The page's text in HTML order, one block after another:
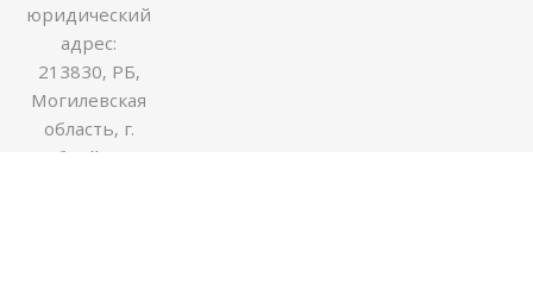
юридический
адрес:
213830, РБ,
Могилевская
область, г.
Бобруйск ул.